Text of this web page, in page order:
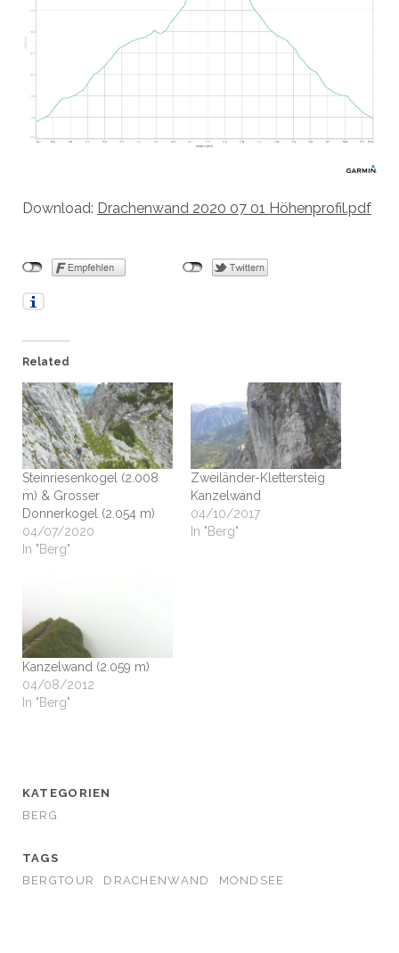
Download: Drachenwand 2020 07 01 Höhenprofil.pdf
Related
Steinriesenkogel (2.008
m) & Grosser
Donnerkogel (2.054 m)
04/07/2020
In "Berg"
Zweiländer-Klettersteig
Kanzelwand
04/10/2017
In "Berg"
Kanzelwand (2.059 m)
04/08/2012
In "Berg"
KATEGORIEN
BERG
TAGS
BERGTOUR
DRACHENWAND MONDSEE